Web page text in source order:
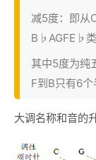
减5度：即从
B♭AGFE♭类
其中5度为纯
F到B只有6
大调名称和音的